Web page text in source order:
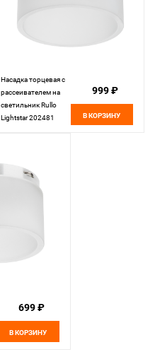
Насадка торцевая с
рассеивателем на
светильник Rullo
Lightstar 202481
999 ₽
В КОРЗИНУ
699 ₽
В КОРЗИНУ